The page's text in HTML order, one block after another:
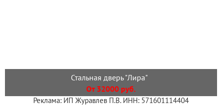
Стальная дверь "Лира"
От 32000 руб.
Реклама: ИП Журавлев П.В. ИНН: 571601114404